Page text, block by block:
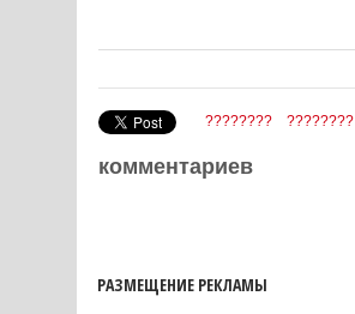
???????? ????????
комментариев
РАЗМЕЩЕНИЕ РЕКЛАМЫ